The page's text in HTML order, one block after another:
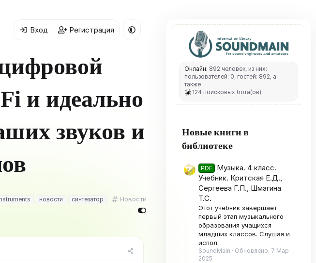
Вход Регистрация
и идеально
звуков и
К
Новости
новости синтезатор
Онлайн: 892 человек, из них:
пользователей: 0, гостей: 892, а
также
124 поисковых бота(ов)
Новые книги в
библиотеке
PDF
Музыка. 4 класс.
Учебник. Критская Е.Д.,
Сергеева Г.П., Шмагина
Т.С.
Этот учебник завершает
первый этап музыкального
образования учащихся
младших классов. Слушая и
испол
SoundMain Обновлено: 7 Мар
2025